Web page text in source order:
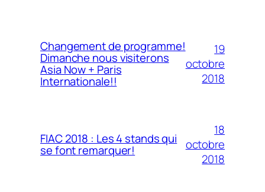
Changement de programme!
Dimanche nous visiterons
Asia Now + Paris
Internationale!!
19
octobre
2018
FIAC 2018 : Les 4 stands qui
se font remarquer!
18
octobre
2018